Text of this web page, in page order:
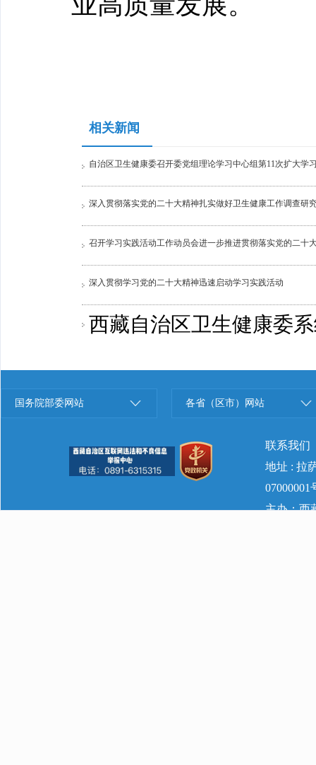
相关新闻
自治区卫生健康委召开委党组理论学习中心组第11次扩大学
深入贯彻落实党的二十大精神扎实做好卫生健康工作调查研
召开学习实践活动工作动员会进一步推进贯彻落实党的二十
深入贯彻学习党的二十大精神迅速启动学习实践活动
西藏自治区卫生健康委
国务院部委网站 各省（区市）网站
联系我们
地址 : 拉
07000001
主办：西